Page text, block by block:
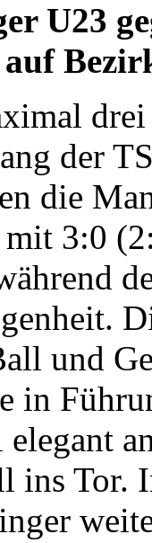
U23
der
die
mit 3:0
und
in
ins Tor.